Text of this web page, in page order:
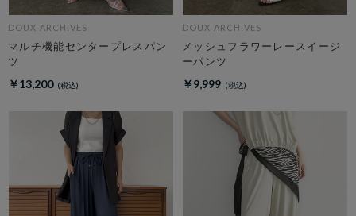
DOUX ARCHIVES
マルチ機能センタープレスパン
ツ
￥13,200
DOUX ARCHIVES
メッシュフラワーレースイージ
ーパンツ
￥9,999